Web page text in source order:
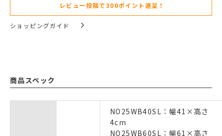
レビュー投稿で300ポイント進呈！
ショッピングガイド
商品スペック
NO25WB40SL：幅41×高さ
4cm
NO25WB60SL：幅61×高さ